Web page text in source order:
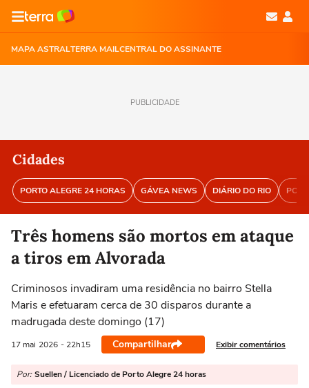
MAPA ASTRALTERRA MAILCENTRAL DO ASSINANTE
PUBLICIDADE
Cidades
PORTO ALEGRE 24 HORAS GÁVEA NEWS DIÁRIO DO RIO
Três homens são mortos em ataque
a tiros em Alvorada
Criminosos invadiram uma residência no bairro Stella
Maris e efetuaram cerca de 30 disparos durante a
madrugada deste domingo (17)
17 mai 2026 - 22h15 Compartilhar Exibir comentários
Por: Suellen / Licenciado de Porto Alegre 24 horas